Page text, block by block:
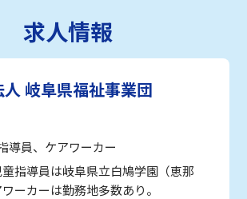
求人情報
岐阜県福祉事業団
導員、ケアワーカー
指導員は岐阜県立白鳩学園（恵那
ーカーは勤務地多数あり。